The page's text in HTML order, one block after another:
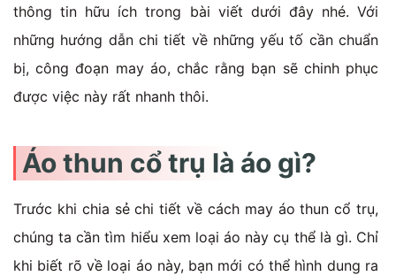
thông tin hữu ích trong bài viết dưới đây nhé. Với
những hướng dẫn chi tiết về những yếu tố cần chuẩn
bị, công đoạn may áo, chắc rằng bạn sẽ chinh phục
được việc này rất nhanh thôi.
Áo thun cổ trụ là áo gì?
Trước khi chia sẻ chi tiết về cách may áo thun cổ trụ,
chúng ta cần tìm hiểu xem loại áo này cụ thể là gì. Chỉ
khi biết rõ về loại áo này, bạn mới có thể hình dung ra